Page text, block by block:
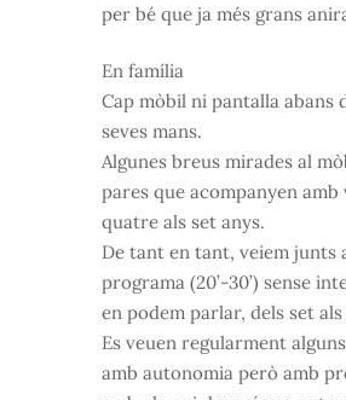
per bé que ja més grans
En família
Cap mòbil ni pantalla abans
seves mans.
Algunes breus mirades al
pares que acompanyen
quatre als set anys.
De tant en tant, veiem junts
programa (20’-30’) sense
en podem parlar, dels set
Es veuen regularment
amb autonomia però amb